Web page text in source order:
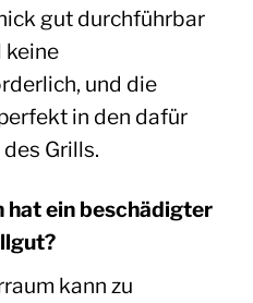
gut durchführbar
keine
und die
in den dafür
Grills.
hat ein beschädigter
kann zu